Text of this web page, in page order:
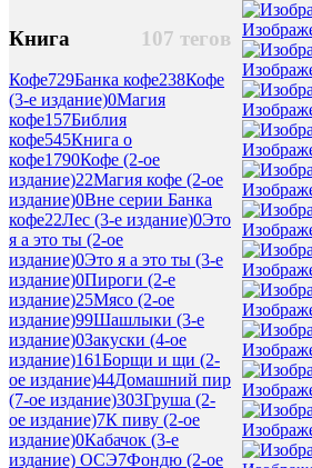
107 тегов
Книга
Кофе729Банка кофе238Кофе
(3-е издание)0Магия
кофе157Библия
кофе545Книга о
кофе1790Кофе (2-ое
издание)22Магия кофе (2-ое
издание)0Вне серии Банка
кофе22Лес (3-е издание)0Это
я а это ты (2-ое
издание)0Это я а это ты (3-е
издание)0Пироги (2-е
издание)25Мясо (2-ое
издание)99Шашлыки (3-е
издание)0Закуски (4-ое
издание)161Борщи и щи (2-
ое издание)44Домашний пир
(7-ое издание)303Груша (2-
ое издание)7К пиву (2-ое
издание)0Кабачок (3-е
издание) ОСЭ7Фондю (2-ое